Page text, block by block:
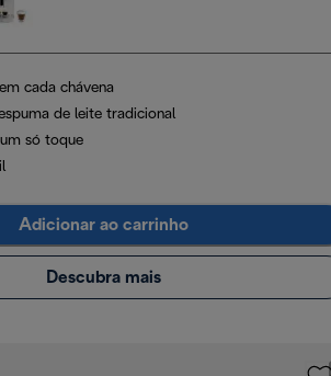
cada chávena
de leite tradicional
só toque
Adicionar ao carrinho
Descubra mais